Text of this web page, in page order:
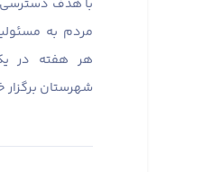
با هدف دسترسی
مردم به
هر هفته در
شهرستان